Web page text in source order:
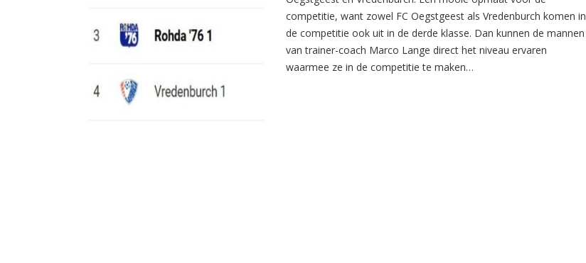
competitie, want zowel FC Oegstgeest als Vredenburch komen in
de competitie ook uit in de derde klasse. Dan kunnen de mannen
van trainer-coach Marco Lange direct het niveau ervaren
waarmee ze in de competitie te maken…